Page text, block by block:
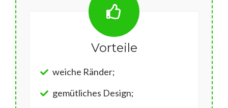
Vorteile
weiche Ränder;
gemütliches Design;